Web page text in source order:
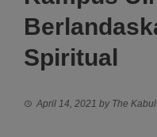
Spiritual
April 14, 2021 by The